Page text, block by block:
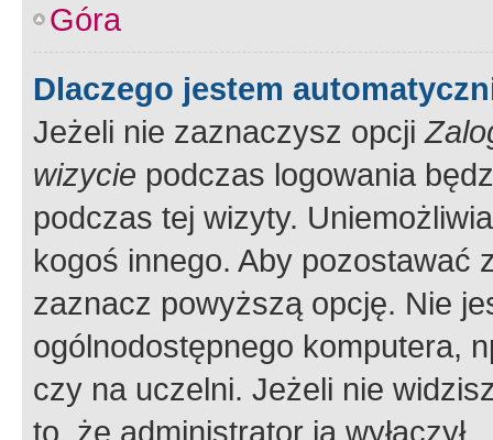
Góra
Dlaczego jestem
Jeżeli nie zaznaczysz opcji
wizycie podczas logowania
podczas tej wizyty.
kogoś innego. Aby pozostawać
zaznacz powyższą opcję. Nie
ogólnodostępnego komputera,
czy na uczelni. Jeżeli nie
to, że administrator ją wyłączył.